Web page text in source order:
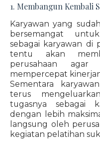
1. Membangun Kembali
Karyawan yang
bersemangat
sebagai karyawan di
tentu akan
perusahaan
mempercepat
Sementara
terus
tugasnya sebagai
dengan lebih
langsung oleh
kegiatan pelatihan